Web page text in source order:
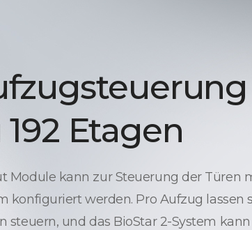
192 Etagen
Module kann zur Steuerung der Türen
konfiguriert werden. Pro Aufzug lassen
steuern, und das BioStar 2-System kann